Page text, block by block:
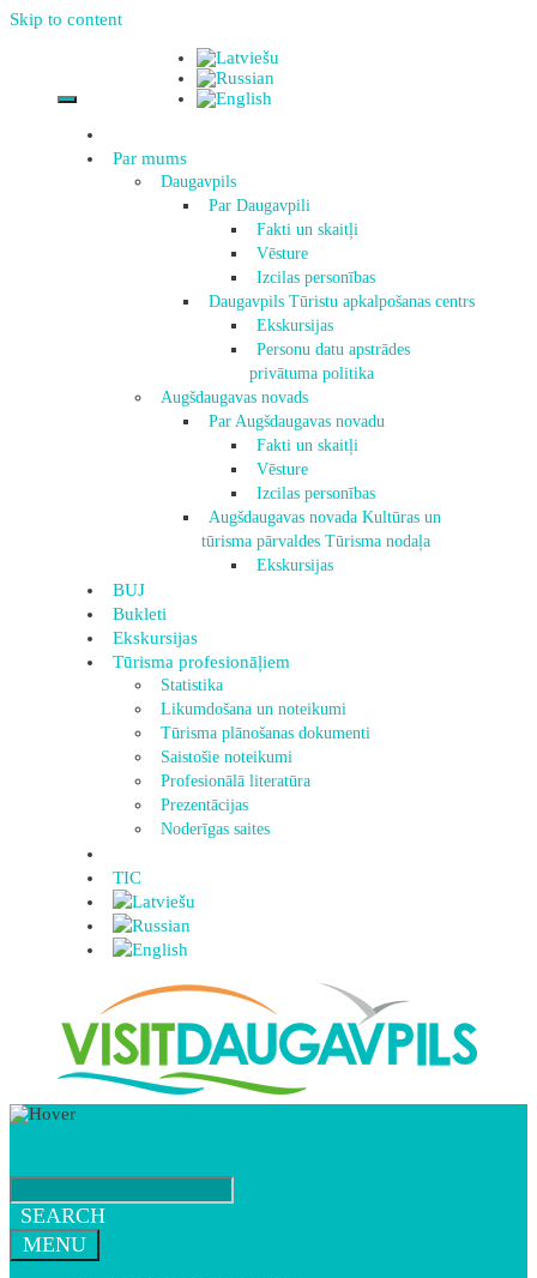
Skip to content
Par mums
Daugavpils
Par Daugavpili
Fakti un skaitļi
Vēsture
Izcilas personības
Daugavpils Tūristu apkalpošanas centrs
Ekskursijas
Personu datu apstrādes
privātuma politika
Augšdaugavas novads
Par Augšdaugavas novadu
Fakti un skaitļi
Vēsture
Izcilas personības
Augšdaugavas novada Kultūras un
tūrisma pārvaldes Tūrisma nodaļa
Ekskursijas
BUJ
Bukleti
Ekskursijas
Tūrisma profesionāļiem
Statistika
Likumdošana un noteikumi
Tūrisma plānošanas dokumenti
Saistošie noteikumi
Profesionālā literatūra
Prezentācijas
Noderīgas saites
TIC
SEARCH
MENU